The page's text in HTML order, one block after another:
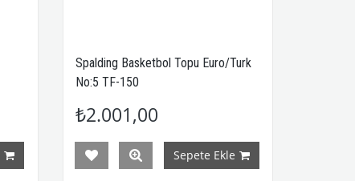
Spalding Basketbol Topu Euro/Turk
No:5 TF-150
₺2.001,00
Sepete Ekle